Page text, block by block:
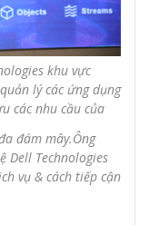
khu vực
lý các ứng dụng
các nhu cầu của
đám mây.Ông
Dell Technologies
vụ & cách tiếp cận